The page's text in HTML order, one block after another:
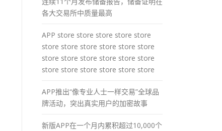
各大交易所中质量最高
APP store store store store store
store store store store store store
store store store store store store
store store store store store store
APP推出“像专业人士一样交易”全球品
牌活动，突出真实用户的加密故事
新版APP在一个月内累积超过10,000个